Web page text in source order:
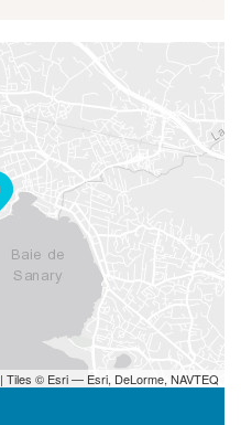
| Tiles © Esri — Esri, DeLorme, NAVTEQ